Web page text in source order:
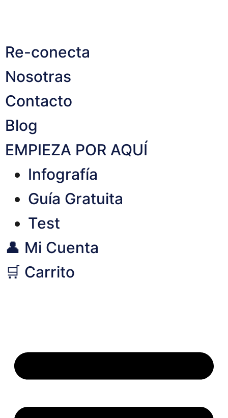
Re-conecta
Nosotras
Contacto
Blog
EMPIEZA POR AQUÍ
Infografía
Guía Gratuita
Test
👤 Mi Cuenta
🛒 Carrito